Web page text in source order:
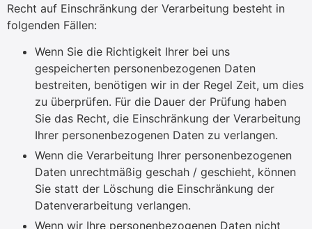
Recht auf Einschränkung der Verarbeitung besteht in
folgenden Fällen:
Wenn Sie die Richtigkeit Ihrer bei uns
gespeicherten personenbezogenen Daten
bestreiten, benötigen wir in der Regel Zeit, um dies
zu überprüfen. Für die Dauer der Prüfung haben
Sie das Recht, die Einschränkung der Verarbeitung
Ihrer personenbezogenen Daten zu verlangen.
Wenn die Verarbeitung Ihrer personenbezogenen
Daten unrechtmäßig geschah / geschieht, können
Sie statt der Löschung die Einschränkung der
Datenverarbeitung verlangen.
Wenn wir Ihre personenbezogenen Daten nicht